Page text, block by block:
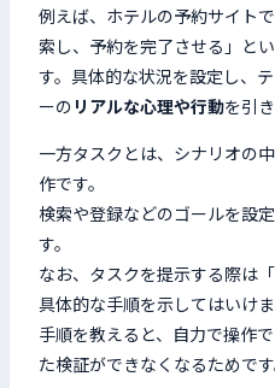
例えば、ホテルの予約サイト
索し、予約を完了させる」と
す。具体的な状況を設定し、
ーの リアルな心理や行動を引
一方タスクとは、シナリオの
作です。
検索や登録などのゴールを設
す。
なお、タスクを提示する際は
具体的な手順を示してはいけま
手順を教えると、自力で操作
た検証ができなくなるためです